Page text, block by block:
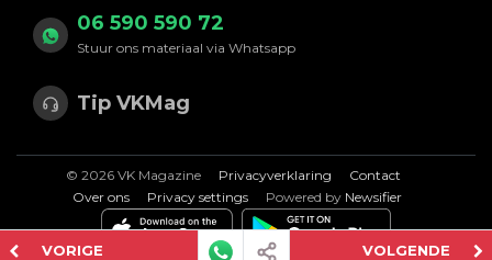
VORIGE VOLGENDE
06 590 590 72
Stuur ons materiaal via Whatsapp
Tip VKMag
© 2026 VK Magazine Privacyverklaring
Contact
Over ons
Privacy settings Powered by Newsifier